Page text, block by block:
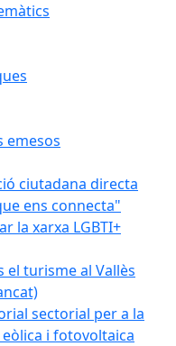
emesos
ciutadana directa
ens connecta"
la xarxa LGBTI+
el turisme al Vallès
sectorial per a la
i fotovoltaica